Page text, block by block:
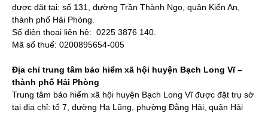
được đặt tại: số 131, đường Trần Thành Ngọ, quận Kiến An,
thành phố Hải Phòng.
Số điện thoại liên hệ: 0225 3876 140.
Mã số thuế: 0200895654-005
Địa chỉ trung tâm bảo hiểm xã hội huyện Bạch Long Vĩ –
thành phố Hải Phòng
Trung tâm bảo hiểm xã hội huyện Bạch Long Vĩ được đặt trụ sở
tại địa chỉ: tổ 7, đường Hạ Lũng, phường Đằng Hải, quận Hải